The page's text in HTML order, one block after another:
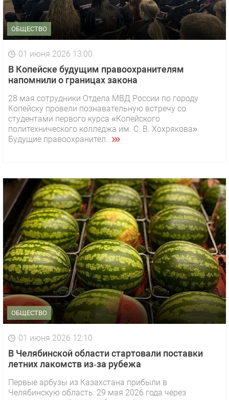
ОБЩЕСТВО
01 июня 2026 13:00
В Копейске будущим правоохранителям
напомнили о границах закона
28 мая сотрудники Отдела МВД России по городу
Копейску провели познавательную встречу со
студентами первого курса «Копейского
политехнического колледжа им. С. В. Хохрякова».
Будущие правоохранител...
ОБЩЕСТВО
01 июня 2026 12:10
В Челябинской области стартовали поставки
летних лакомств из‑за рубежа
Первые арбузы из Казахстана прибыли в
Челябинскую область: 29 мая 2026 года через